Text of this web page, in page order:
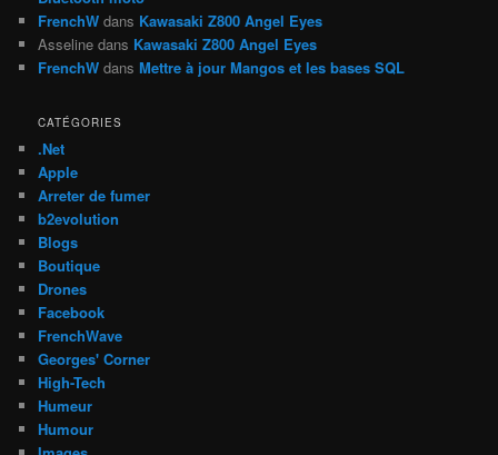
FrenchW dans Kawasaki Z800 Angel Eyes
Asseline dans Kawasaki Z800 Angel Eyes
FrenchW dansMettre à jour Mangos et les bases SQL
CATÉGORIES
.Net
Apple
Arreter de fumer
b2evolution
Blogs
Boutique
Drones
Facebook
FrenchWave
Georges' Corner
High-Tech
Humeur
Humour